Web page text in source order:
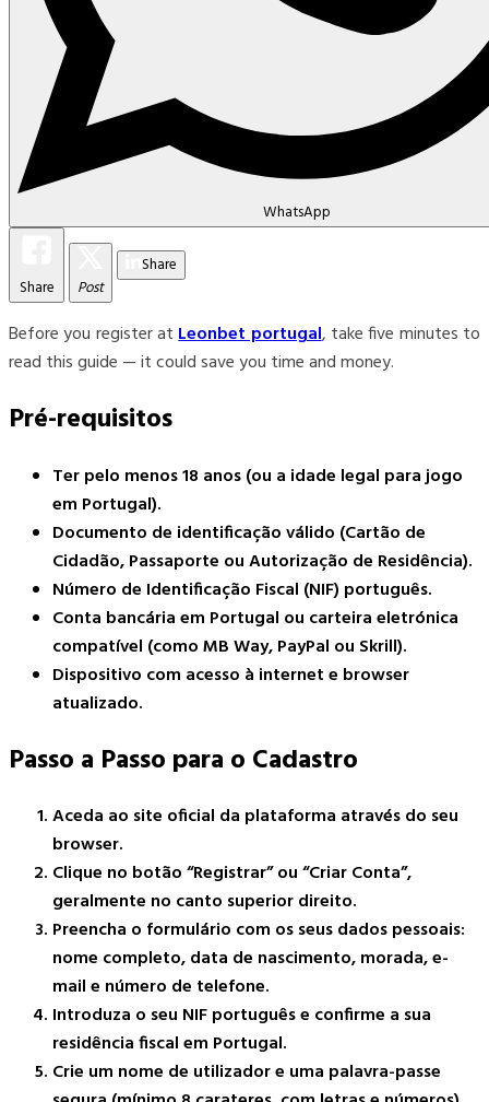
WhatsApp
Share Post
Share
Before you register atLeonbet portugal, take five minutes to
read this guide — it could save you time and money.
Pré-requisitos
Ter pelo menos 18 anos (ou a idade legal para jogo
em Portugal).
Documento de identificação válido (Cartão de
Cidadão, Passaporte ou Autorização de Residência).
Número de Identificação Fiscal (NIF) português.
Conta bancária em Portugal ou carteira eletrónica
compatível (como MB Way, PayPal ou Skrill).
Dispositivo com acesso à internet e browser
atualizado.
Passo a Passo para o Cadastro
Aceda ao site oficial da plataforma através do seu
browser.
Clique no botão “Registrar” ou “Criar Conta”,
geralmente no canto superior direito.
Preencha o formulário com os seus dados pessoais:
nome completo, data de nascimento, morada, e-
mail e número de telefone.
Introduza o seu NIF português e confirme a sua
residência fiscal em Portugal.
Crie um nome de utilizador e uma palavra-passe